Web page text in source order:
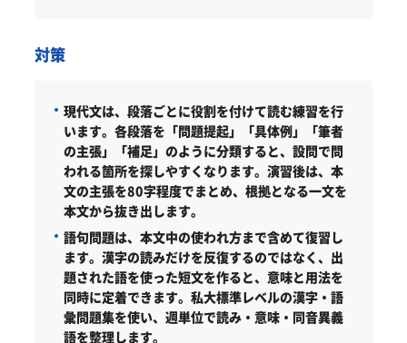
対策
現代文は、段落ごとに役割を付けて読む練習を行
います。 各段落を「問題提起」「具体例」「筆者
の主張」「補足」のように分類すると、設問で問
われる箇所を探しやすくなります。演習後は、本
文の主張を80字程度でまとめ、根拠となる一文を
本文から抜き出します。
語句問題は、本文中の使われ方まで含めて復習し
ます。 漢字の読みだけを反復するのではなく、出
題された語を使った短文を作ると、意味と用法を
同時に定着できます。私大標準レベルの漢字・語
彙問題集を使い、週単位で読み・意味・同音異義
語を整理します。